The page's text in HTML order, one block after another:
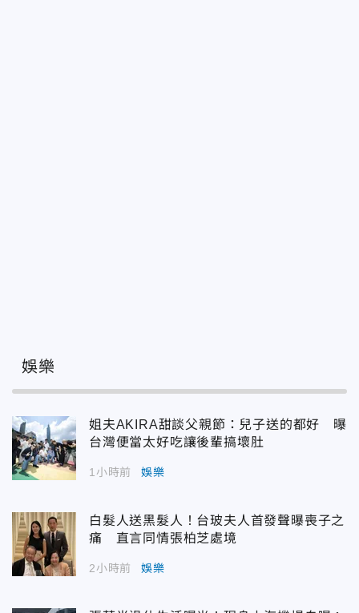
娛樂
姐夫AKIRA甜談父親節：兒子送的都好 曝
台灣便當太好吃讓後輩搞壞肚
1小時前 娛樂
白髮人送黑髮人！台玻夫人首發聲曝喪子之
痛 直言同情張柏芝處境
2小時前 娛樂